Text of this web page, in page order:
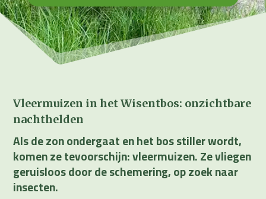
Vleermuizen in het Wisentbos: onzichtbare
nachthelden
Als de zon ondergaat en het bos stiller wordt,
komen ze tevoorschijn: vleermuizen. Ze vliegen
geruisloos door de schemering, op zoek naar
insecten.